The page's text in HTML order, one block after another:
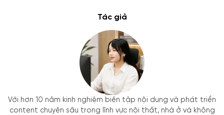
Tác giả
Với hơn 10 năm kinh nghiệm biên tập nội dung và phát triển
content chuyên sâu trong lĩnh vực nội thất, nhà ở và không